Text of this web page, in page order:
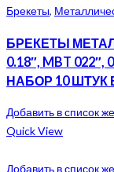
Брекеты,
БРЕКЕТЫ
0.18″, MBT 022″,
НАБОР 10
Добавить в список
Quick View
Добавить в список